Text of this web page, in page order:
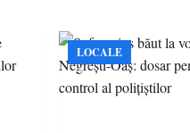
LOCALE